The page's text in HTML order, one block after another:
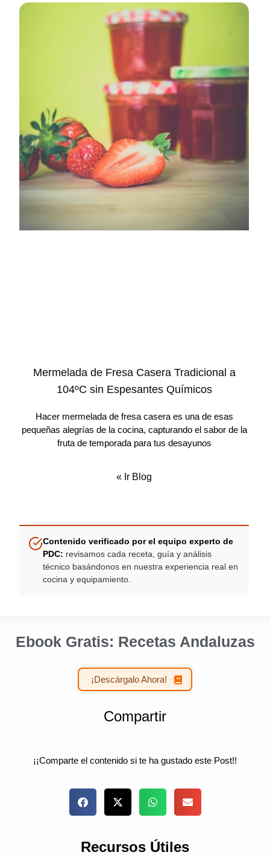
Mermelada de Fresa Casera Tradicional a
104ºC sin Espesantes Químicos
Hacer mermelada de fresa casera es una de esas
pequeñas alegrías de la cocina, capturando el sabor de la
fruta de temporada para tus desayunos
« Ir Blog
Contenido verificado por el equipo experto de
PDC: revisamos cada receta, guía y análisis
técnico basándonos en nuestra experiencia real en
cocina y equipamiento.
Ebook Gratis: Recetas Andaluzas
¡Descárgalo Ahora!
Compartir
¡¡Comparte el contenido si te ha gustado este Post!!
Recursos Útiles